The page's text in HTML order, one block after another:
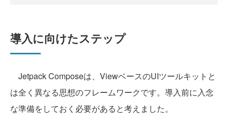
導入に向けたステップ
Jetpack Composeは、ViewベースのUIツールキットと
は全く異なる思想のフレームワークです。導入前に入念
な準備をしておく必要があると考えました。